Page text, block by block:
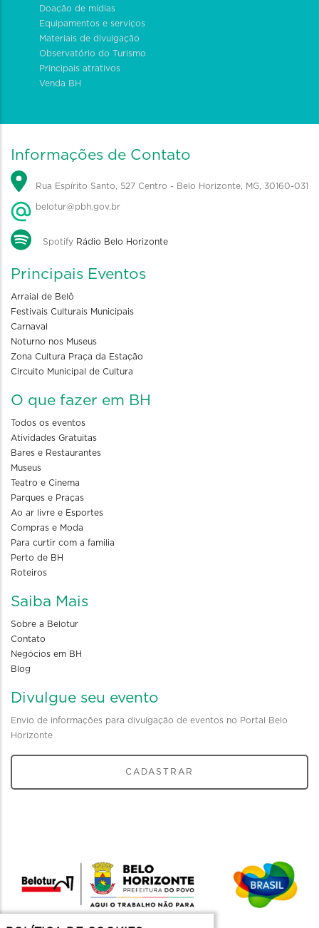
Doação de mídias
Equipamentos e serviços
Materiais de divulgação
Observatório do Turismo
Principais atrativos
Venda BH
Informações de Contato
Rua Espírito Santo, 527 Centro - Belo Horizonte, MG, 30160-031
belotur@pbh.gov.br
Spotify Rádio Belo Horizonte
Principais Eventos
Arraial de Belô
Festivais Culturais Municipais
Carnaval
Noturno nos Museus
Zona Cultura Praça da Estação
Circuito Municipal de Cultura
O que fazer em BH
Todos os eventos
Atividades Gratuitas
Bares e Restaurantes
Museus
Teatro e Cinema
Parques e Praças
Ao ar livre e Esportes
Compras e Moda
Para curtir com a familia
Perto de BH
Roteiros
Saiba Mais
Sobre a Belotur
Contato
Negócios em BH
Blog
Divulgue seu evento
Envio de informações para divulgação de eventos no Portal Belo
Horizonte
CADASTRAR